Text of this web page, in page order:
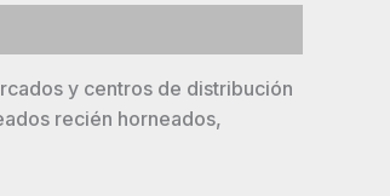
y centros de distribución
recién horneados,